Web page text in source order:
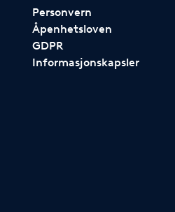
Personvern
Åpenhetsloven
GDPR
Informasjonskapsler